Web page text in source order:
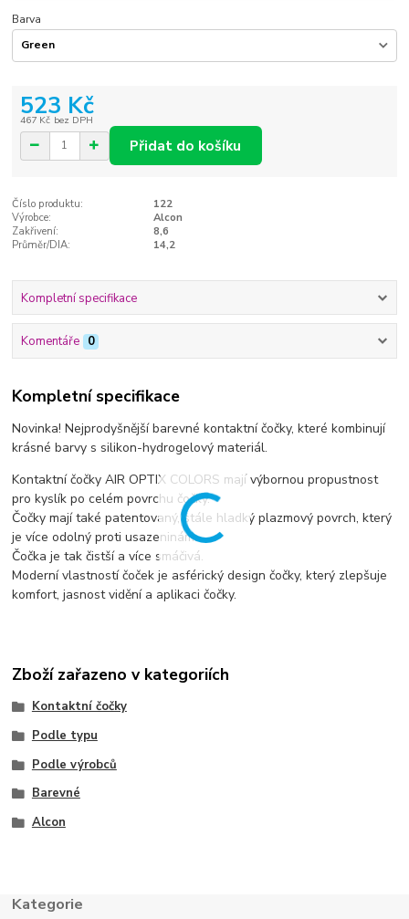
Barva
523 Kč
467 Kč bez DPH
Přidat do košíku
Číslo produktu:
122
Výrobce:
Alcon
Zakřivení:
8,6
Průměr/DIA:
14,2
Kompletní specifikace
Komentáře 0
Kompletní specifikace
Novinka! Nejprodyšnější barevné kontaktní čočky, které kombinují
krásné barvy s silikon-hydrogelový materiál.
Kontaktní čočky AIR OPTIX COLORS mají výbornou propustnost
pro kyslík po celém povrchu čočky.
Čočky mají také patentovaný, stále hladký plazmový povrch, který
je více odolný proti usazeninám.
Čočka je tak čistší a více smáčivá.
Moderní vlastností čoček je asférický design čočky, který zlepšuje
komfort, jasnost vidění a aplikaci čočky.
Zboží zařazeno v kategoriích
Kontaktní čočky
Podle typu
Podle výrobců
Barevné
Alcon
Kategorie